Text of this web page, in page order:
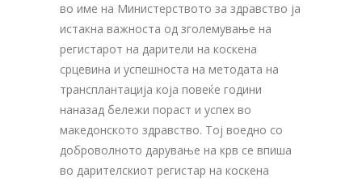
во име на Министерството за здравство ја
истакна важноста од зголемување на
регистарот на дарители на коскена
срцевина и успешноста на методата на
трансплантација која повеќе години
наназад бележи пораст и успех во
македонското здравство. Тој воедно со
доброволното дарување на крв се впиша
во дарителскиот регистар на коскена